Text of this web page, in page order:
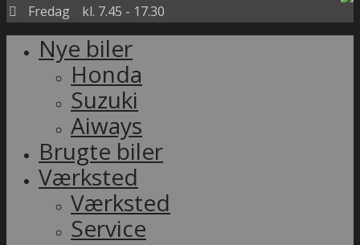
Fredag
kl. 7.45 - 17.30
Nye biler
Honda
Suzuki
Aiways
Brugte biler
Værksted
Værksted
Service